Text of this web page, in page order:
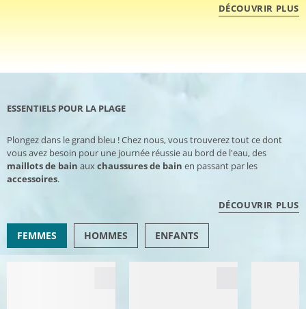
DÉCOUVRIR PLUS
ESSENTIELS POUR LA PLAGE
Plongez dans le grand bleu ! Chez nous, vous trouverez tout ce dont
vous avez besoin pour une journée réussie au bord de l'eau, des
maillots de bain auxchaussures de bain en passant par les
accessoires.
DÉCOUVRIR PLUS
FEMMES HOMMES ENFANTS